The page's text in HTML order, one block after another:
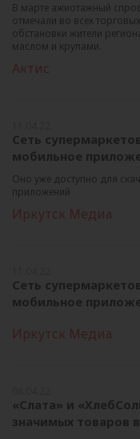
В марте ажиотажный
отмечали во всех
обстановки жители
маслом и крупами.
Актис
Сеть
мобильное
Оно уже доступно для
приложений
Иркутск Медиа
Сеть
мобильное
Иркутск Медиа
«Слата» и
значимых товаров